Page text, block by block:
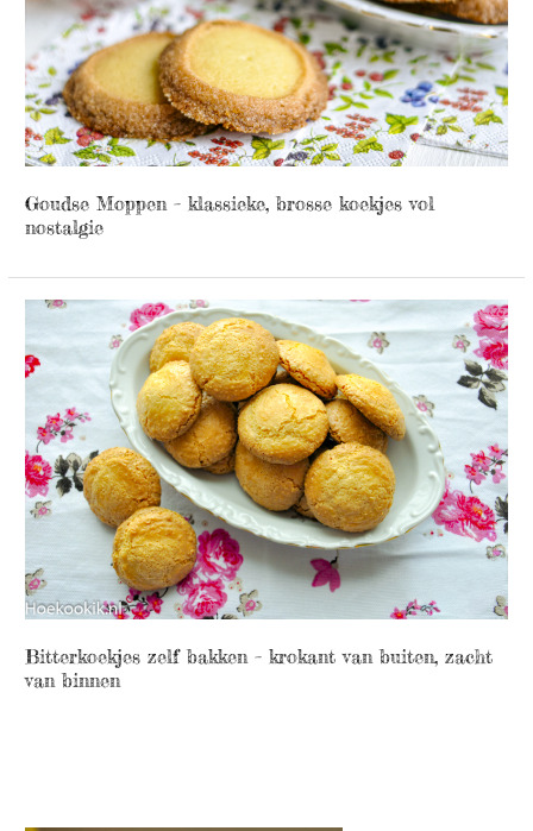
Goudse Moppen – klassieke, brosse koekjes vol
nostalgie
Bitterkoekjes zelf bakken – krokant van buiten, zacht
van binnen